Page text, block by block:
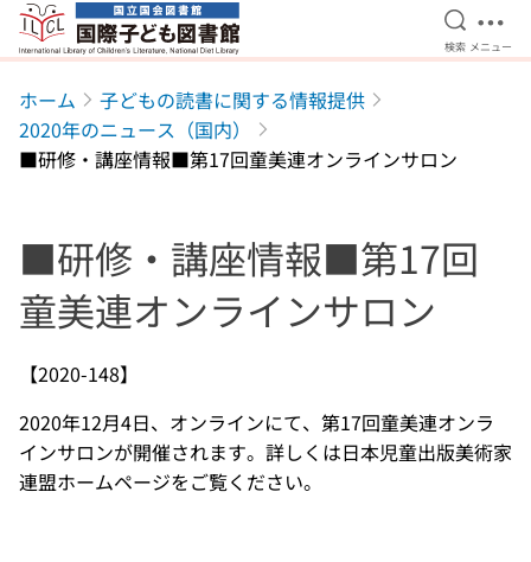
本文へ移動
検索を
検索 メ
メニュー
ホーム
子どもの読書に関する情報提供
2020年のニュース（国内）
■研修・講座情報■第17回童美連オンラインサロン
■研修・講座情報■第17回
童美連オンラインサロン
【2020-148】
2020年12月4日、オンラインにて、第17回童美連オンラ
インサロンが開催されます。詳しくは日本児童出版美術家
連盟ホームページをご覧ください。